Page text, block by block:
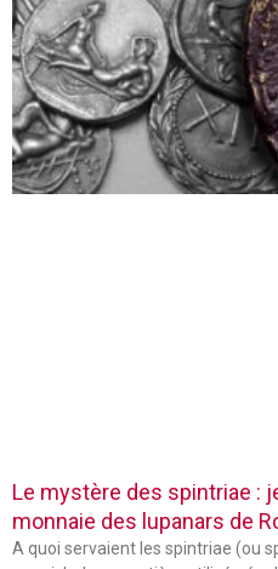
Le mystère des spintriae :
monnaie des lupanars de
A quoi servaient les spintriae (ou